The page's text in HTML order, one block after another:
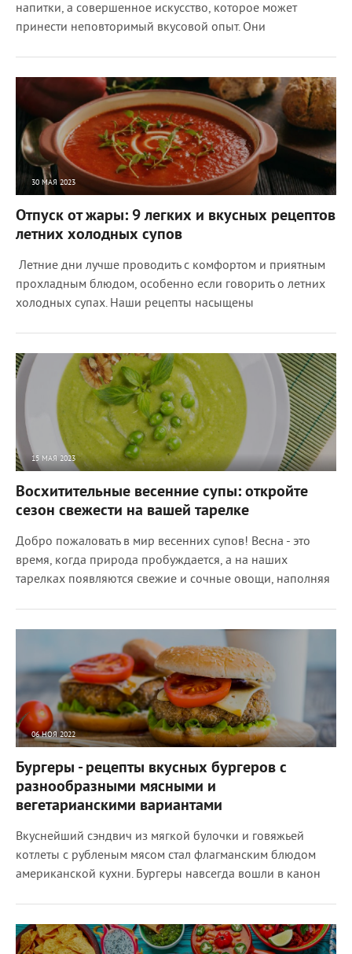
напитки, а совершенное искусство, которое может
принести неповторимый вкусовой опыт. Они
30 МАЯ 2023
Отпуск от жары: 9 легких и вкусных рецептов
летних холодных супов
Летние дни лучше проводить с комфортом и приятным
прохладным блюдом, особенно если говорить о летних
холодных супах. Наши рецепты насыщены
15 МАЯ 2023
Восхитительные весенние супы: откройте
сезон свежести на вашей тарелке
Добро пожаловать в мир весенних супов! Весна - это
время, когда природа пробуждается, а на наших
тарелках появляются свежие и сочные овощи, наполняя
06 НОЯ 2022
Бургеры - рецепты вкусных бургеров с
разнообразными мясными и
вегетарианскими вариантами
Вкуснейший сэндвич из мягкой булочки и говяжьей
котлеты с рубленым мясом стал флагманским блюдом
американской кухни. Бургеры навсегда вошли в канон